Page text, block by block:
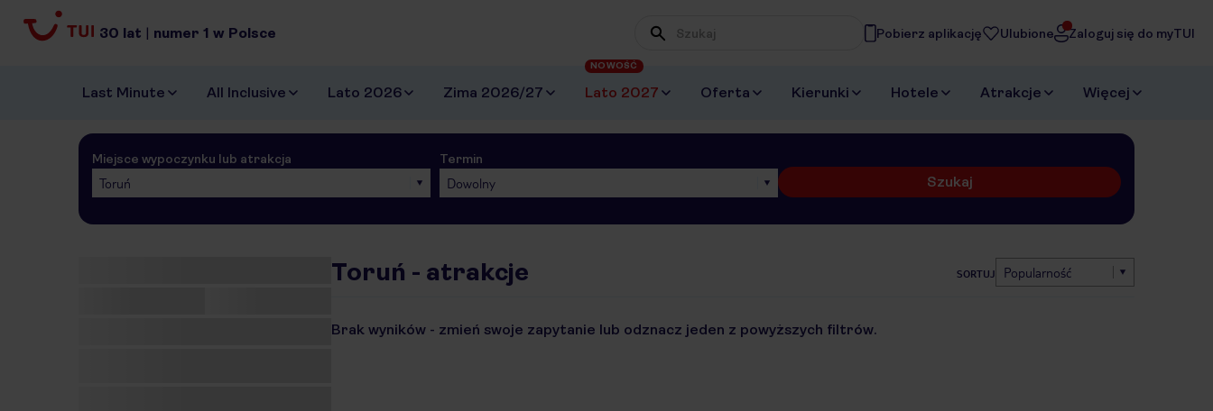
30 lat | numer 1 w Polsce Pobierz aplikację Ulubione Zaloguj się do myTUI
Last Minute All Inclusive Lato 2026 Zima 2026/27 Lato 2027
NOWOŚĆ
Oferta Kierunki Hotele Atrakcje Więcej
Miejsce wypoczynku lub atrakcja
Toruń
Termin
Dowolny Szukaj
Toruń - atrakcje SORTUJ Popularność
Brak wyników - zmień swoje zapytanie lub odznacz jeden z powyższych filtrów.